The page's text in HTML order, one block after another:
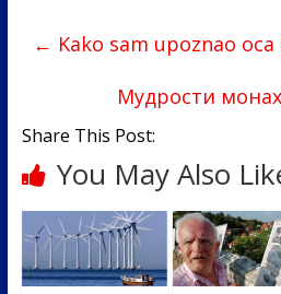
b
o
k
er e
dI
n
e
← Kako sam upoznao
Мудрости
Share This Post:
You May Also